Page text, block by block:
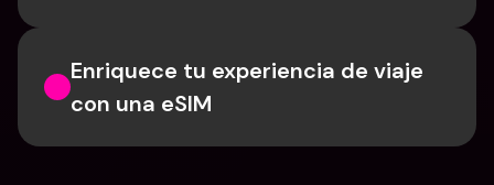
Enriquece tu experiencia de viaje
con una eSIM